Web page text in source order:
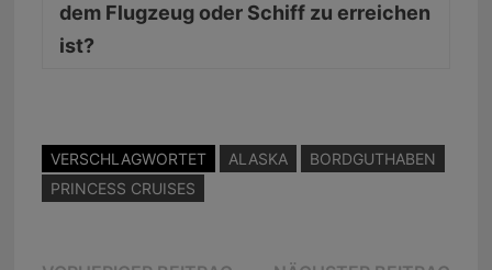
dem Flugzeug oder Schiff zu erreichen
ist?
VERSCHLAGWORTET ALASKA
BORDGUTHABEN
PRINCESS CRUISES